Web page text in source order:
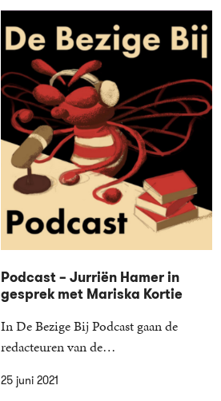
25 juni 2021
Podcast – Jurriën Hamer in
gesprek met Mariska Kortie
In De Bezige Bij Podcast gaan de
redacteuren van de…